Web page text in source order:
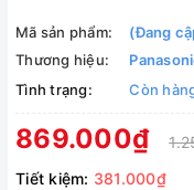
Mã sản phẩm:
(Đang
Thương hiệu:
Tình trạng:
Còn
869.000₫
Tiết kiệm: 381.000₫